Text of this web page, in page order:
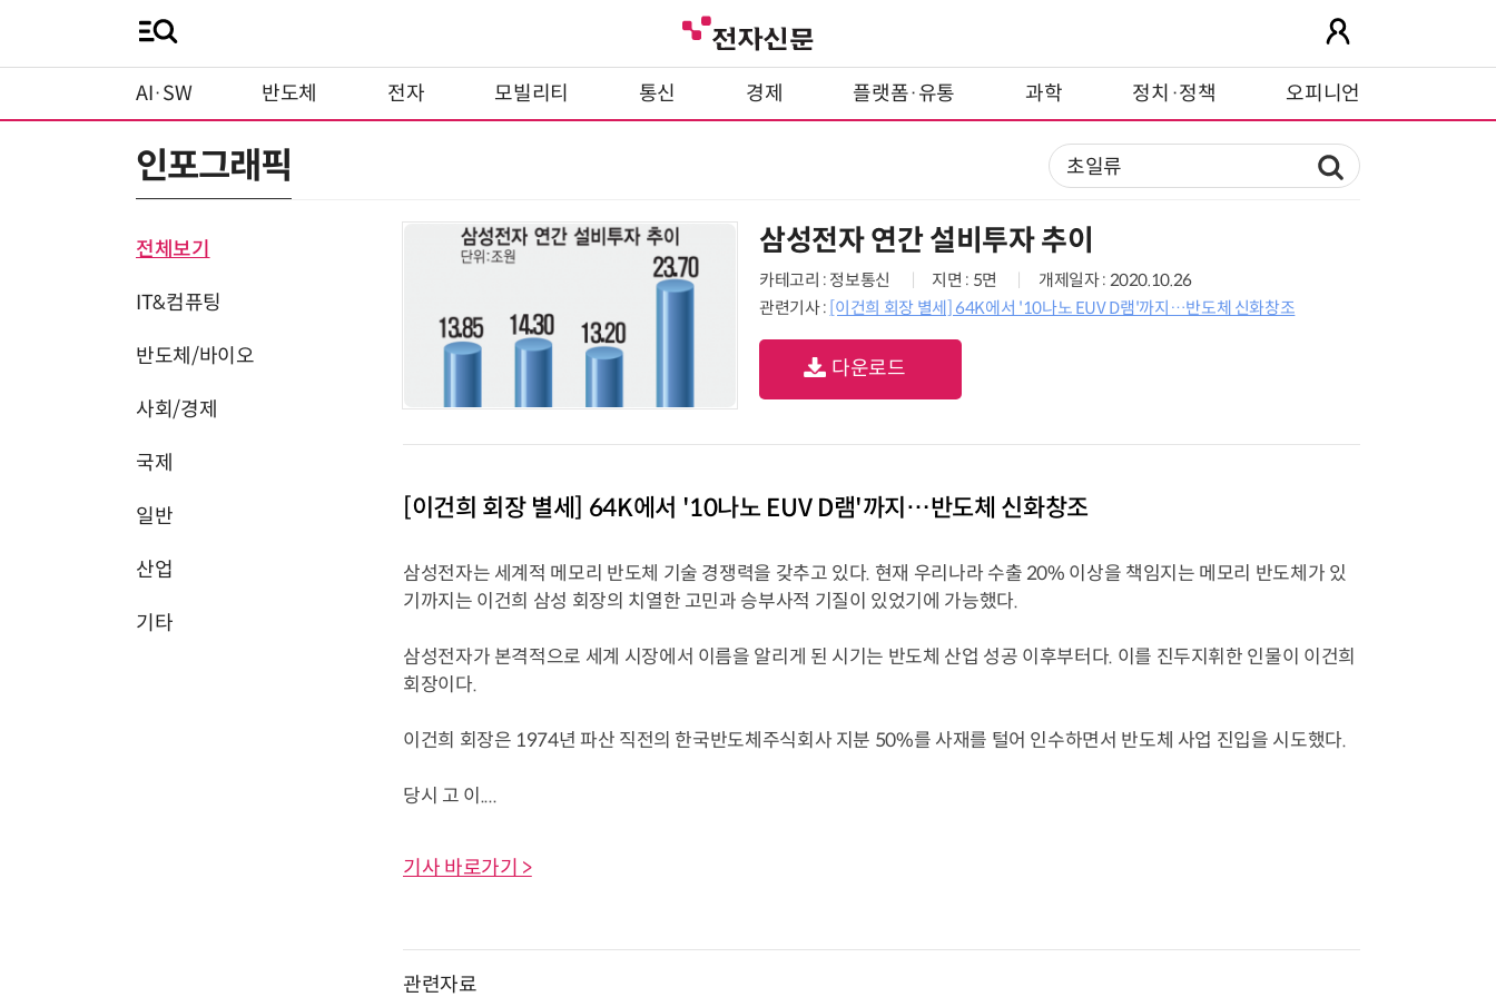
AI·SW 반도체 전자 모빌리티 통신 경제 플랫폼·유통 과학 정치·정책 오피니언
인포그래픽
전체보기
IT&컴퓨팅
반도체/바이오
사회/경제
국제
일반
산업
기타
삼성전자 연간 설비투자 추이
카테고리 : 정보통신 지면 : 5면
개제일자 : 2020.10.26
관련기사 : [이건희 회장 별세] 64K에서 '10나노 EUV D램'까지…반도체 신화창조
다운로드
[이건희 회장 별세] 64K에서 '10나노 EUV D램'까지…반도체 신화창조
삼성전자는 세계적 메모리 반도체 기술 경쟁력을 갖추고 있다. 현재 우리나라 수출 20% 이상을 책임지는 메모리 반도체가 있
기까지는 이건희 삼성 회장의 치열한 고민과 승부사적 기질이 있었기에 가능했다.
삼성전자가 본격적으로 세계 시장에서 이름을 알리게 된 시기는 반도체 산업 성공 이후부터다. 이를 진두지휘한 인물이 이건희
회장이다.
이건희 회장은 1974년 파산 직전의 한국반도체주식회사 지분 50%를 사재를 털어 인수하면서 반도체 사업 진입을 시도했다.
당시 고 이....
기사 바로가기 >
관련자료